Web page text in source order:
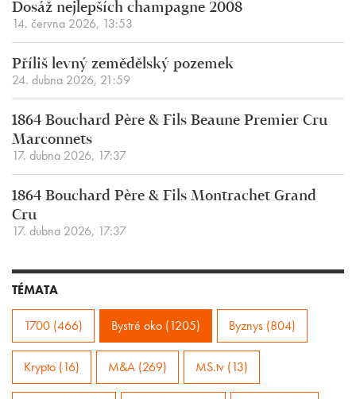
Dosáž nejlepších champagne 2008
14. června 2026, 13:53
Příliš levný zemědělský pozemek
24. dubna 2026, 21:59
1864 Bouchard Père & Fils Beaune Premier Cru
Marconnets
17. dubna 2026, 17:37
1864 Bouchard Père & Fils Montrachet Grand
Cru
17. dubna 2026, 17:37
TÉMATA
1700 (466) Bystré oko (1205) Byznys (804)
Krypto (16) M&A (269) MS.tv (13)